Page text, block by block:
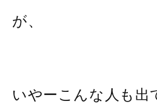
が、
いやーこんな人も出